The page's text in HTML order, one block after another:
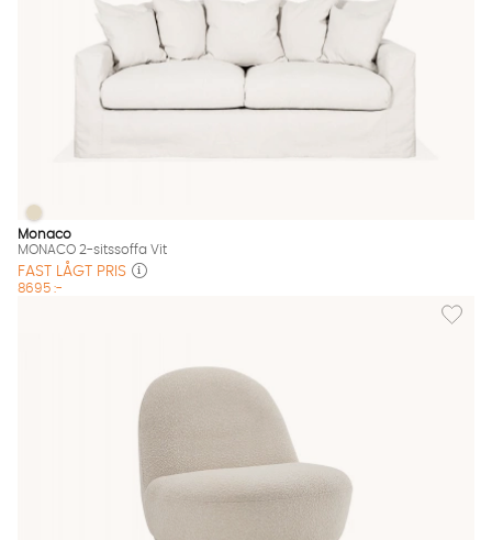
MONACO 2-sitssoffa Vit Finns även i dessa färger:
MONACO 2-sitssoffa Vit
Monaco
MONACO 2-sitssoffa Vit
FAST LÅGT PRIS
8695 :-
Lägg